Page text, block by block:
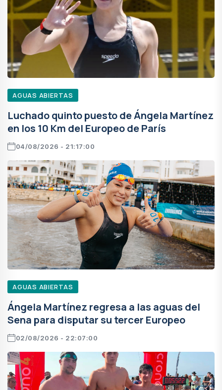
AGUAS ABIERTAS
Luchado quinto puesto de Ángela Martínez
en los 10 Km del Europeo de París
04/08/2026 - 21:17:00
AGUAS ABIERTAS
Ángela Martínez regresa a las aguas del
Sena para disputar su tercer Europeo
02/08/2026 - 22:07:00